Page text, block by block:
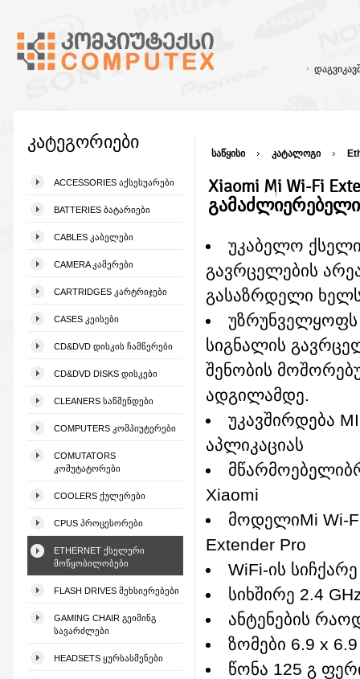
კატეგორიები
ACCESSORIES ᲐᲥᲡᲔᲡᲣᲐᲠᲔᲑᲘ
BATTERIES ᲑᲐᲢᲐᲠᲘᲔᲑᲘ
CABLES ᲙᲐᲑᲔᲚᲔᲑᲘ
CAMERA ᲙᲐᲛᲔᲠᲔᲑᲘ
CARTRIDGES ᲙᲐᲠᲢᲠᲘᲯᲔᲑᲘ
CASES ᲙᲔᲘᲡᲔᲑᲘ
CD&DVD ᲓᲘᲡᲙᲘᲡ ᲩᲐᲛᲬᲔᲠᲔᲑᲘ
CD&DVD DISKS ᲓᲘᲡᲙᲔᲑᲘ
CLEANERS ᲡᲐᲬᲛᲔᲜᲓᲔᲑᲘ
COMPUTERS ᲙᲝᲛᲞᲘᲣᲢᲔᲠᲔᲑᲘ
COMUTATORS
ᲙᲝᲛᲣᲢᲐᲢᲝᲠᲔᲑᲘ
COOLERS ᲥᲣᲚᲔᲠᲔᲑᲘ
CPUS ᲞᲠᲝᲪᲔᲡᲝᲠᲔᲑᲘ
ETHERNET ᲥᲡᲔᲚᲣᲠᲘ
ᲛᲝᲬᲧᲝᲑᲘᲚᲝᲑᲔᲑᲘ
FLASH DRIVES ᲛᲔᲮᲡᲘᲔᲠᲔᲑᲔᲑᲘ
GAMING CHAIR ᲒᲔᲘᲛᲘᲜᲒ
ᲡᲐᲕᲐᲠᲫᲚᲔᲑᲘ
HEADSETS ᲧᲣᲠᲡᲐᲡᲛᲔᲜᲔᲑᲘ
საწყისი კატალოგი
Xiaomi Mi Wi-Fi
გამაძლიერებელი
უკაბელო
გავრცელების
გასაზრდელი
უზრუნველყოფს
სიგნალის
შენობის
ადგილამდე.
უკავშირდება
აპლიკაციას
Xiaomi
მოდელიMi Wi-
Extender Pro
WiFi-ის
სიხშირე 2.4
ანტენების
ზომები 6.9 x
წონა 125 გ